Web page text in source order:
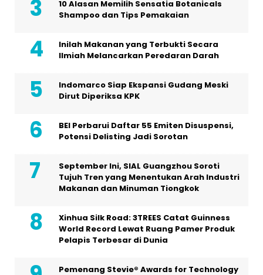
10 Alasan Memilih Sensatia Botanicals
Shampoo dan Tips Pemakaian
Inilah Makanan yang Terbukti Secara
Ilmiah Melancarkan Peredaran Darah
Indomarco Siap Ekspansi Gudang Meski
Dirut Diperiksa KPK
BEI Perbarui Daftar 55 Emiten Disuspensi,
Potensi Delisting Jadi Sorotan
September Ini, SIAL Guangzhou Soroti
Tujuh Tren yang Menentukan Arah Industri
Makanan dan Minuman Tiongkok
Xinhua Silk Road: 3TREES Catat Guinness
World Record Lewat Ruang Pamer Produk
Pelapis Terbesar di Dunia
Pemenang Stevie® Awards for Technology